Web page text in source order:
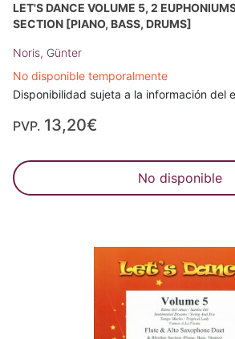
LET'S DANCE VOLUME 5, 2
SECTION [PIANO, BASS, DRUMS]
Noris, Günter
No disponible temporalmente
Disponibilidad sujeta a la información del
PVP. 13,20€
No disponible